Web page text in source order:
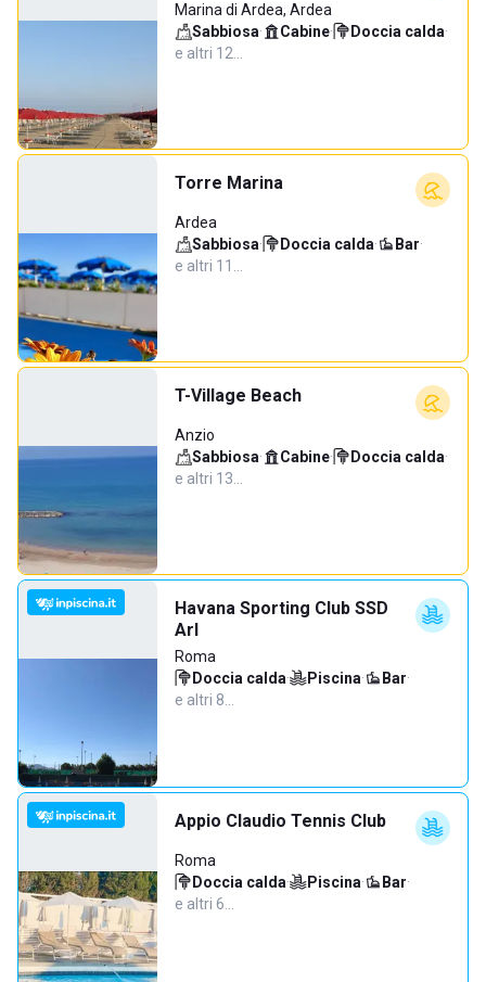
Marina di Ardea, Ardea
Sabbiosa· Cabine· Doccia calda·
e altri 12…
Torre Marina
Ardea
Sabbiosa· Doccia calda· Bar·
e altri 11…
T-Village Beach
Anzio
Sabbiosa· Cabine· Doccia calda·
e altri 13…
Havana Sporting Club SSD
Arl
Roma
Doccia calda· Piscina· Bar·
e altri 8…
Appio Claudio Tennis Club
Roma
Doccia calda· Piscina· Bar·
e altri 6…